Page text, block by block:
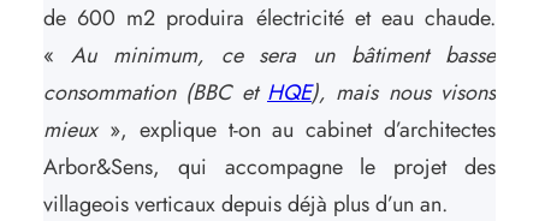
de 600 m2 produira électricité et eau chaude.
« Au minimum, ce sera un bâtiment basse
consommation (BBC et HQE), mais nous visons
mieux», explique t-on au cabinet d’architectes
Arbor&Sens, qui accompagne le projet des
villageois verticaux depuis déjà plus d’un an.